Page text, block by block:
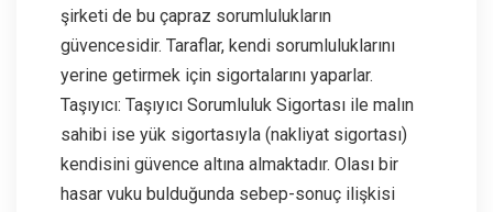
şirketi de bu çapraz sorumlulukların
güvencesidir. Taraflar, kendi sorumluluklarını
yerine getirmek için sigortalarını yaparlar.
Taşıyıcı: Taşıyıcı Sorumluluk Sigortası ile malın
sahibi ise yük sigortasıyla (nakliyat sigortası)
kendisini güvence altına almaktadır. Olası bir
hasar vuku bulduğunda sebep-sonuç ilişkisi